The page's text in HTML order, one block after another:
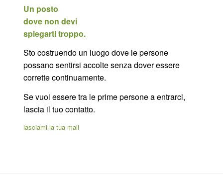
Un posto
dove non devi
spiegarti troppo.
Sto costruendo un luogo dove le persone
possano sentirsi accolte senza dover essere
corrette continuamente.
Se vuoi essere tra le prime persone a entrarci,
lascia il tuo contatto.
lasciami la tua mail